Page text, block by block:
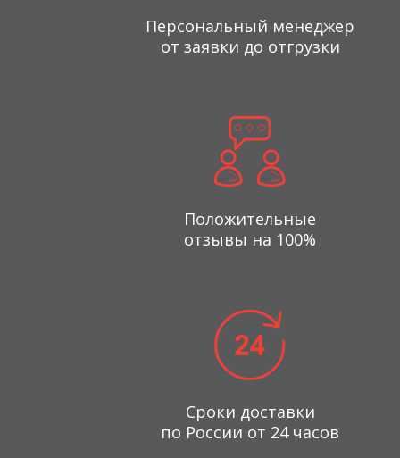
Персональный менеджер
от заявки до отгрузки
Положительные
отзывы на 100%
Сроки доставки
по России от 24 часов